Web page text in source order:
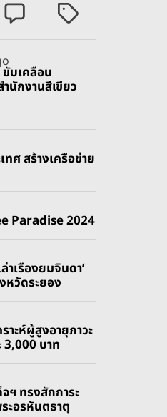
C
o
m
m
e
T
g
e
บเคลื่อน
นักงานสีเขียว
ศ สร้างเครือข่าย
Paradise 2024
าเรื่องยมจินดา’
หวัดระยอง
ะห์ผู้สูงอายุภาวะ
3,000 บาท
ฯ ทรงสักการะ
ะอรหันตธาตุ